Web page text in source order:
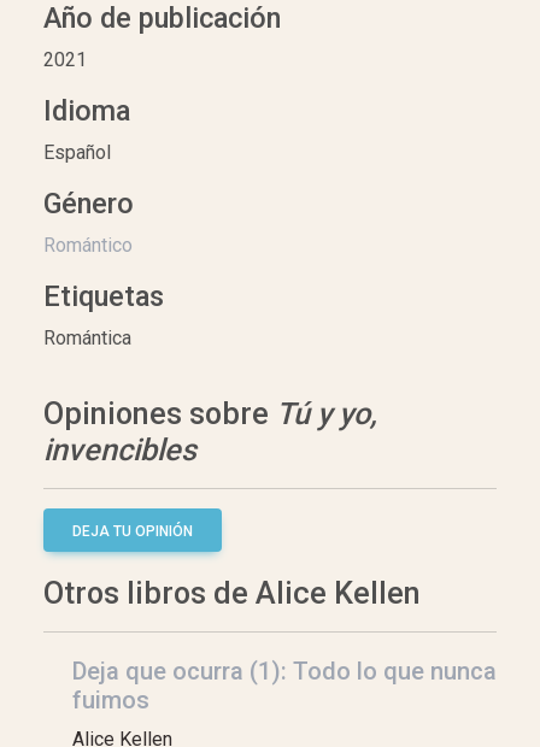
Año de publicación
2021
Idioma
Español
Género
Romántico
Etiquetas
Romántica
Opiniones sobre Tú y yo,
invencibles
DEJA TU OPINIÓN
Otros libros de Alice Kellen
Deja que ocurra (1): Todo lo que nunca
fuimos
Alice Kellen